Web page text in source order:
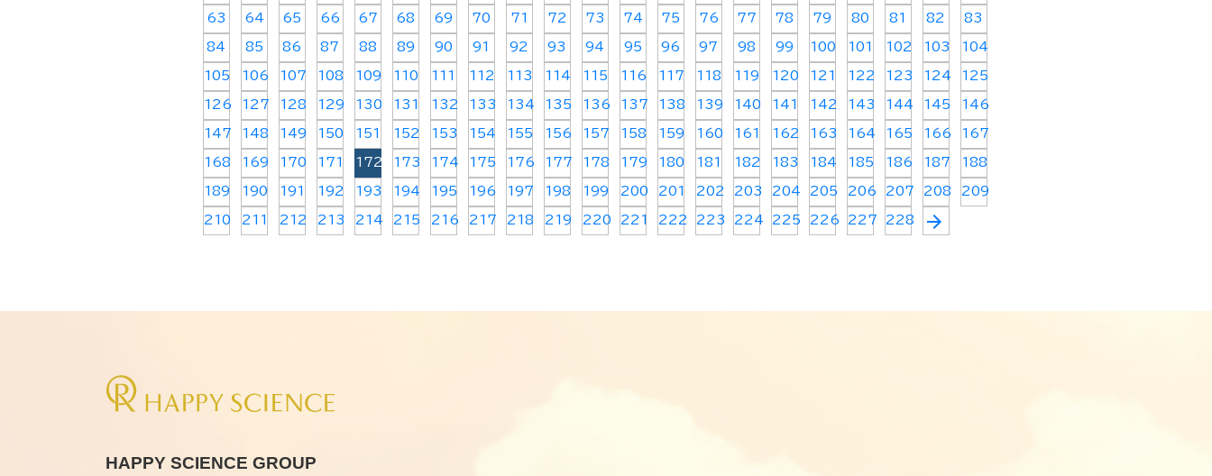
63 64 65 66 67 68 69 70 71 72 73 74 75 76 77 78 79 80 81 82 83
84 85 86 87 88 89 90 91 92 93 94 95 96 97 98 99 100 101 102 103 104
105 106 107 108 109 110 111 112 113 114 115 116 117 118 119 120 121 122 123 124 125
126 127 128 129 130 131 132 133 134 135 136 137 138 139 140 141 142 143 144 145 146
147 148 149 150 151 152 153 154 155 156 157 158 159 160 161 162 163 164 165 166 167
168 169 170 171 172 173 174 175 176 177 178 179 180 181 182 183 184 185 186 187 188
189 190 191 192 193 194 195 196 197 198 199 200 201 202 203 204 205 206 207 208 209
210 211 212 213 214 215 216 217 218 219 220 221 222 223 224 225 226 227 228 arrow_forward
HAPPY SCIENCE GROUP